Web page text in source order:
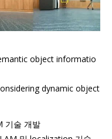
object informatio
dynamic object
기술 개발